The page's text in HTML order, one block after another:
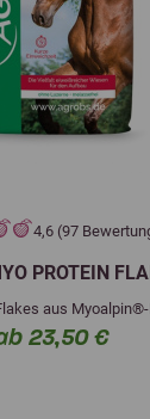
4,6 (97
PROTEIN
aus
23,50 €